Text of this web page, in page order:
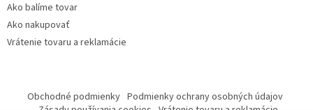
Ako balíme tovar
Ako nakupovať
Vrátenie tovaru a reklamácie
Obchodné podmienky Podmienky ochrany osobných údajov